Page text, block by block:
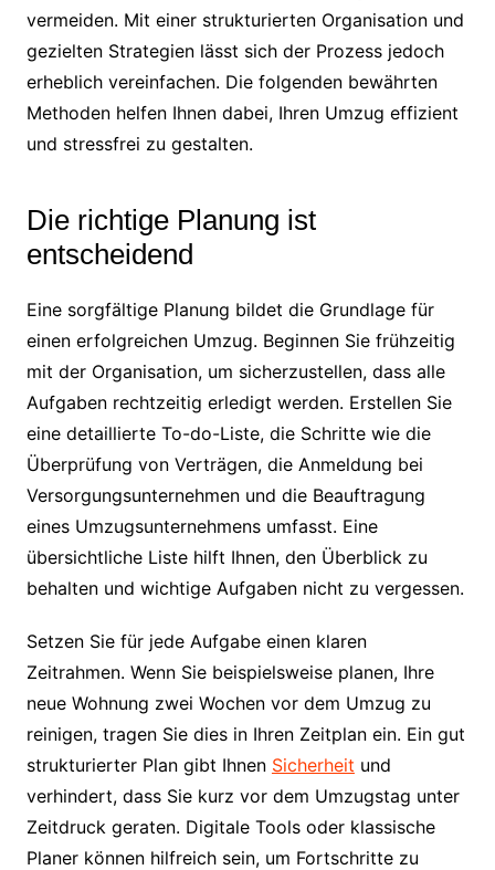
vermeiden. Mit einer strukturierten Organisation und
gezielten Strategien lässt sich der Prozess jedoch
erheblich vereinfachen. Die folgenden bewährten
Methoden helfen Ihnen dabei, Ihren Umzug effizient
und stressfrei zu gestalten.
Die richtige Planung ist
entscheidend
Eine sorgfältige Planung bildet die Grundlage für
einen erfolgreichen Umzug. Beginnen Sie frühzeitig
mit der Organisation, um sicherzustellen, dass alle
Aufgaben rechtzeitig erledigt werden. Erstellen Sie
eine detaillierte To-do-Liste, die Schritte wie die
Überprüfung von Verträgen, die Anmeldung bei
Versorgungsunternehmen und die Beauftragung
eines Umzugsunternehmens umfasst. Eine
übersichtliche Liste hilft Ihnen, den Überblick zu
behalten und wichtige Aufgaben nicht zu vergessen.
Setzen Sie für jede Aufgabe einen klaren
Zeitrahmen. Wenn Sie beispielsweise planen, Ihre
neue Wohnung zwei Wochen vor dem Umzug zu
reinigen, tragen Sie dies in Ihren Zeitplan ein. Ein gut
strukturierter Plan gibt Ihnen Sicherheit und
verhindert, dass Sie kurz vor dem Umzugstag unter
Zeitdruck geraten. Digitale Tools oder klassische
Planer können hilfreich sein, um Fortschritte zu